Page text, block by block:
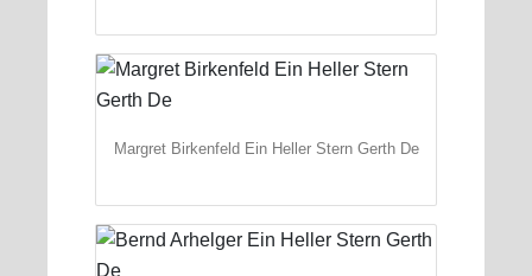
Margret Birkenfeld Ein Heller Stern Gerth De